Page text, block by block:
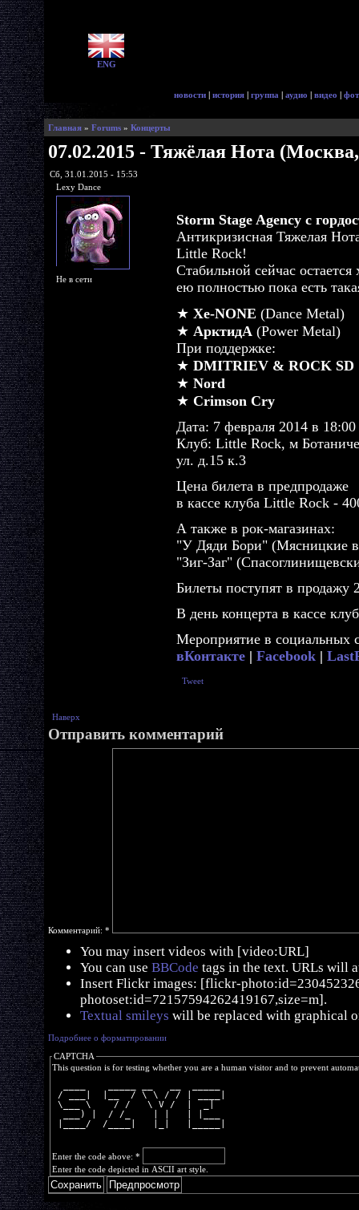
ENG
новости | история | группа | аудио | видео |
Главная » Forums » Концерты
07.02.2015 - Тяжёлая Нота
Сб, 31.01.2015 - 15:53
Lexy Dance
Не в сети
Storm Stage Agency с
Антикризисная Тяжелая
Little Rock!
Стабильной сейчас
ею полностью пока есть
★ Xe-NONE (Dance Metal)
★ АрктидА (Power Metal)
При поддержке:
★ DMITRIEV & ROCK SD
★ Nord
★ Crimson Cry
Дата: 7 февраля 2014 в 18:00
Клуб: Little Rock, м
ул. д.15 к.3
Цена билета в предпродаже
в кассе клуба Little Rock -
А также в рок-магазинах:
"У Дяди Бори" (Мясницкие
"Зиг-Заг"
Билеты поступят в продажу
В день концерта в кассе
Мероприятие в социальных
вКонтакте | Facebook |
Tweet
Наверх
Отправить комментарий
Комментарий: *
You may insert videos with [video:URL]
You can use BBCode tags in the text. URLs will
Insert Flickr images: [flickr-
photoset:id=72157594262419167,size=m].
Textual smileys will be replaced with graphical
Подробнее о форматировании
CAPTCHA
This question is for testing whether you are a human visitor and to prevent
/ ___|  |__  / \ \ / / | ____|
\___ \    / /   \ V /  |  _|
  ___) |  / /_    | |   | |___
|____/  /____|   |_|   |_____|
Enter the code above: *
Enter the code depicted in ASCII art style.